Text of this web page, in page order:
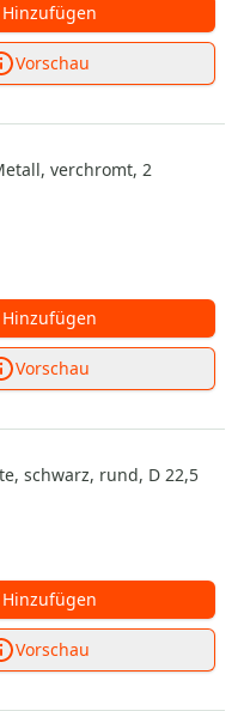
Hinzufügen
Vorschau
verchromt, 2
Hinzufügen
Vorschau
schwarz, rund, D 22,5
Hinzufügen
Vorschau